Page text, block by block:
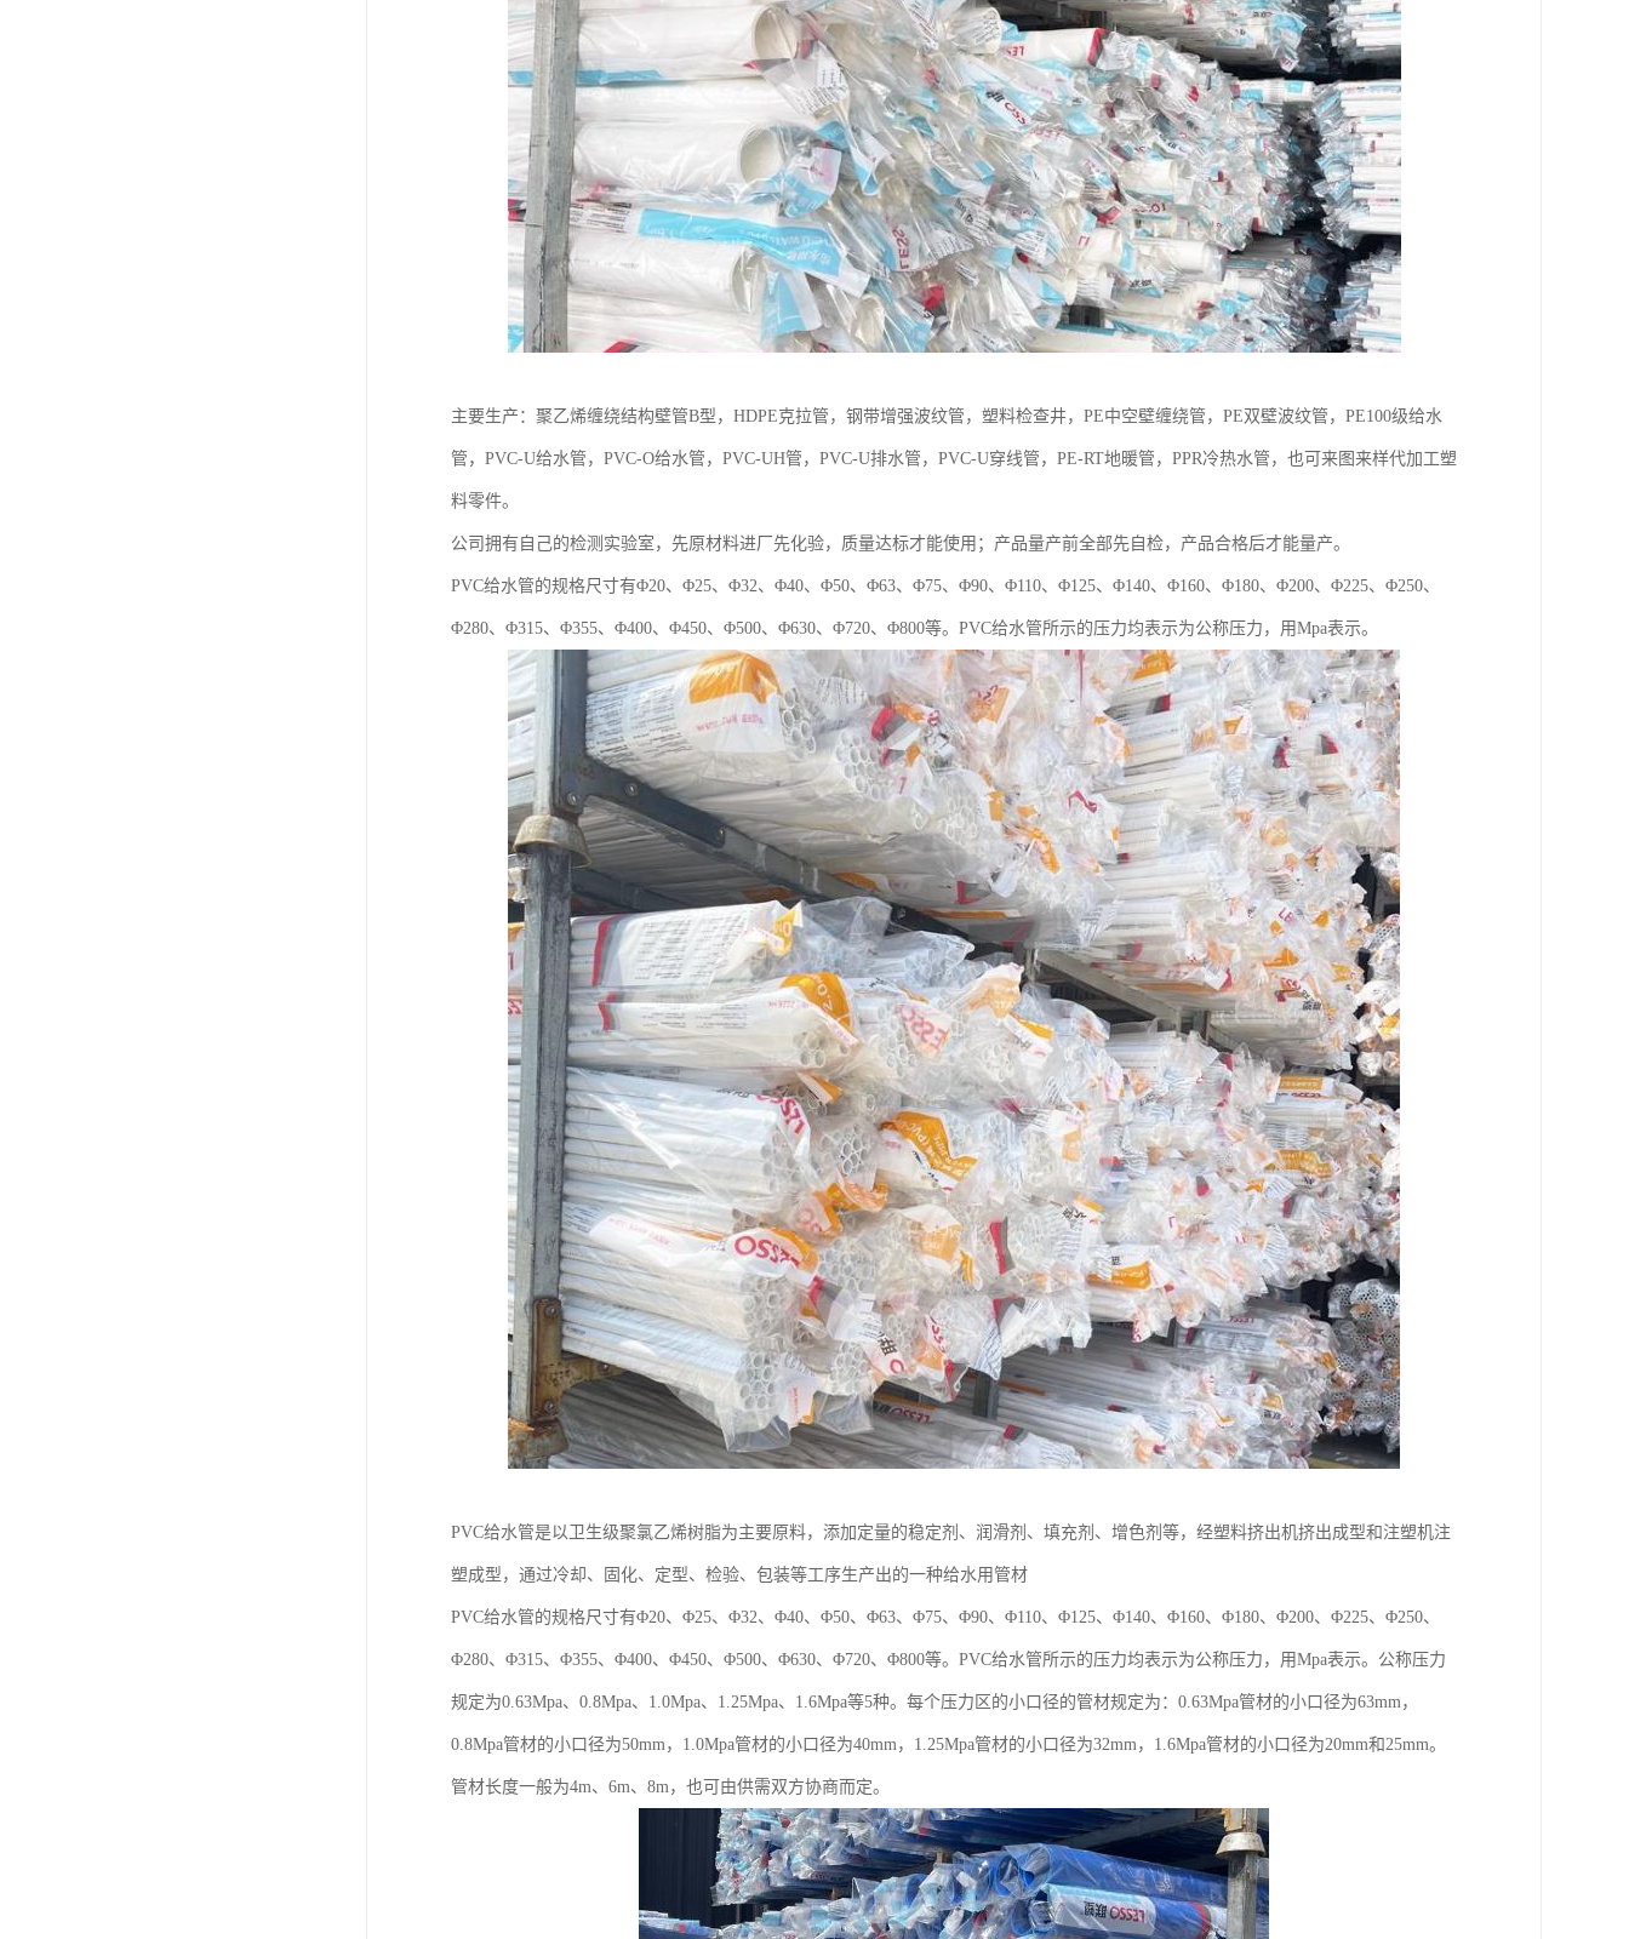
主要生产：聚乙烯缠绕结构壁管B型，HDPE克拉管，钢带增强波纹管，塑料检查井，PE中空壁缠绕管，PE双壁波纹管，PE100级给水
管，PVC-U给水管，PVC-O给水管，PVC-UH管，PVC-U排水管，PVC-U穿线管，PE-RT地暖管，PPR冷热水管，也可来图来样代加工塑
料零件。
公司拥有自己的检测实验室，先原材料进厂先化验，质量达标才能使用；产品量产前全部先自检，产品合格后才能量产。
PVC给水管的规格尺寸有Φ20、Φ25、Φ32、Φ40、Φ50、Φ63、Φ75、Φ90、Φ110、Φ125、Φ140、Φ160、Φ180、Φ200、Φ225、Φ250、
Φ280、Φ315、Φ355、Φ400、Φ450、Φ500、Φ630、Φ720、Φ800等。PVC给水管所示的压力均表示为公称压力，用Mpa表示。
PVC给水管是以卫生级聚氯乙烯树脂为主要原料，添加定量的稳定剂、润滑剂、填充剂、增色剂等，经塑料挤出机挤出成型和注塑机注
塑成型，通过冷却、固化、定型、检验、包装等工序生产出的一种给水用管材
PVC给水管的规格尺寸有Φ20、Φ25、Φ32、Φ40、Φ50、Φ63、Φ75、Φ90、Φ110、Φ125、Φ140、Φ160、Φ180、Φ200、Φ225、Φ250、
Φ280、Φ315、Φ355、Φ400、Φ450、Φ500、Φ630、Φ720、Φ800等。PVC给水管所示的压力均表示为公称压力，用Mpa表示。公称压力
规定为0.63Mpa、0.8Mpa、1.0Mpa、1.25Mpa、1.6Mpa等5种。每个压力区的小口径的管材规定为：0.63Mpa管材的小口径为63mm，
0.8Mpa管材的小口径为50mm，1.0Mpa管材的小口径为40mm，1.25Mpa管材的小口径为32mm，1.6Mpa管材的小口径为20mm和25mm。
管材长度一般为4m、6m、8m，也可由供需双方协商而定。